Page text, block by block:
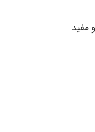
مفید